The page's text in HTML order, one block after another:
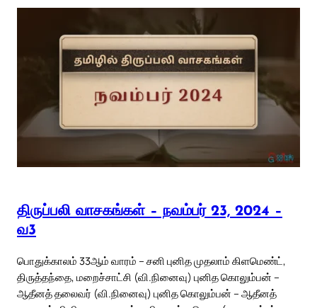
திருப்பலி வாசகங்கள் – நவம்பர் 23, 2024 –
வ3
பொதுக்காலம் 33ஆம் வாரம் – சனி புனித முதலாம் கிளமெண்ட்,
திருத்தந்தை, மறைச்சாட்சி (வி.நினைவு) புனித கொலும்பன் –
ஆதீனத் தலைவர் (வி.நினைவு) புனித கொலும்பன் – ஆதீனத்